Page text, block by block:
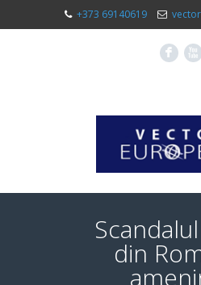
+373 69140619
F X
din